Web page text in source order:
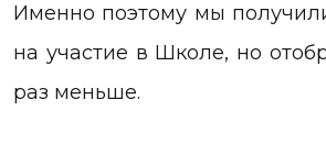
Именно поэтому мы
на участие в Школе, но
раз меньше.